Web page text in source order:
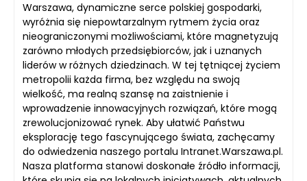
Warszawa, dynamiczne serce polskiej gospodarki,
wyróżnia się niepowtarzalnym rytmem życia oraz
nieograniczonymi możliwościami, które magnetyzują
zarówno młodych przedsiębiorców, jak i uznanych
liderów w różnych dziedzinach. W tej tętniącej życiem
metropolii każda firma, bez względu na swoją
wielkość, ma realną szansę na zaistnienie i
wprowadzenie innowacyjnych rozwiązań, które mogą
zrewolucjonizować rynek. Aby ułatwić Państwu
eksplorację tego fascynującego świata, zachęcamy
do odwiedzenia naszego portalu Intranet.Warszawa.pl.
Nasza platforma stanowi doskonałe źródło informacji,